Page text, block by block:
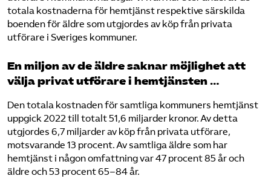
totala kostnaderna för hemtjänst respektive särskilda
boenden för äldre som utgjordes av köp från privata
utförare i Sveriges kommuner.
En miljon av de äldre saknar möjlighet att
välja privat utförare i hemtjänsten …
Den totala kostnaden för samtliga kommuners hemtjänst
uppgick 2022 till totalt 51,6 miljarder kronor. Av detta
utgjordes 6,7 miljarder av köp från privata utförare,
motsvarande 13 procent. Av samtliga äldre som har
hemtjänst i någon omfattning var 47 procent 85 år och
äldre och 53 procent 65–84 år.